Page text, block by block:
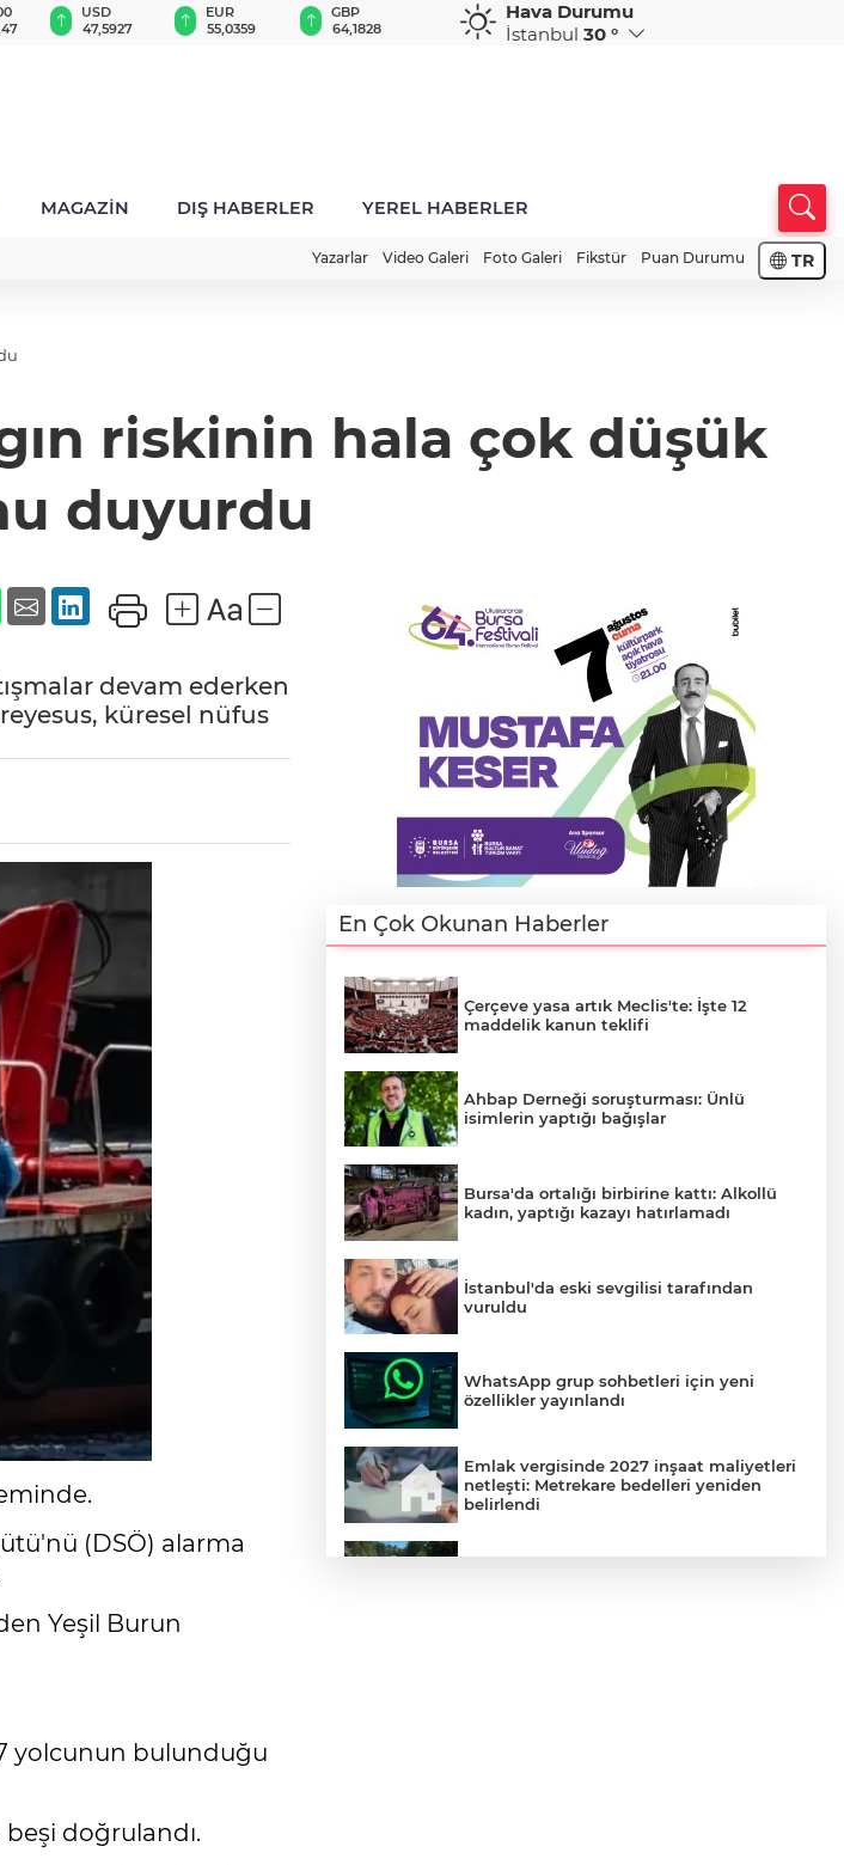
USD
47,5927
EUR
55,0359
GBP
64,1828
CHF
58,7782
CAD
33,9681
Hava Durumu
İstanbul 30 °
MAGAZİN DIŞ HABERLER YEREL HABERLER
Yazarlar Video Galeri Foto Galeri Fikstür Puan Durumu TR
riskinin hala çok düşük
duyurdu
devam ederken
küresel nüfus
(DSÖ) alarma
Yeşil Burun
yolcunun bulunduğu
doğrulandı.
En Çok Okunan Haberler
Çerçeve yasa artık Meclis'te: İşte 12
maddelik kanun teklifi
Ahbap Derneği soruşturması: Ünlü
isimlerin yaptığı bağışlar
Bursa'da ortalığı birbirine kattı: Alkollü
kadın, yaptığı kazayı hatırlamadı
İstanbul'da eski sevgilisi tarafından
vuruldu
WhatsApp grup sohbetleri için yeni
özellikler yayınlandı
Emlak vergisinde 2027 inşaat maliyetleri
netleşti: Metrekare bedelleri yeniden
belirlendi